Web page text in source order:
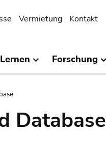
Vermietung Kontakt
Lernen Forschung
Database